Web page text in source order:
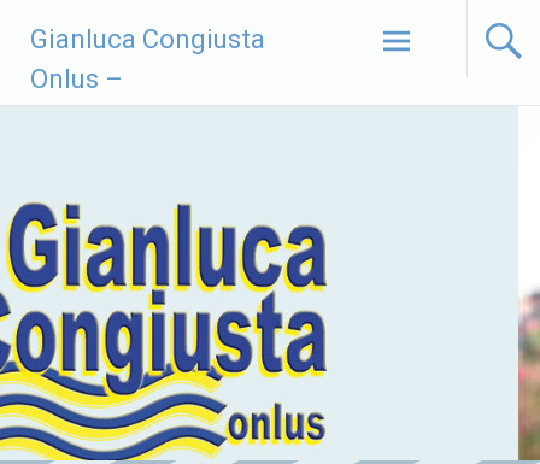
contenuto
Gianluca Congiusta
Onlus –